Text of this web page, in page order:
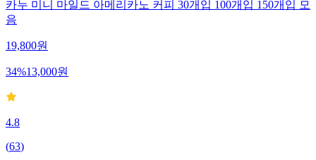
카누 미니 마일드 아메리카노 커피 30개입 100개입 150개입 모
음
19,800원
34%13,000원
4.8
(63)